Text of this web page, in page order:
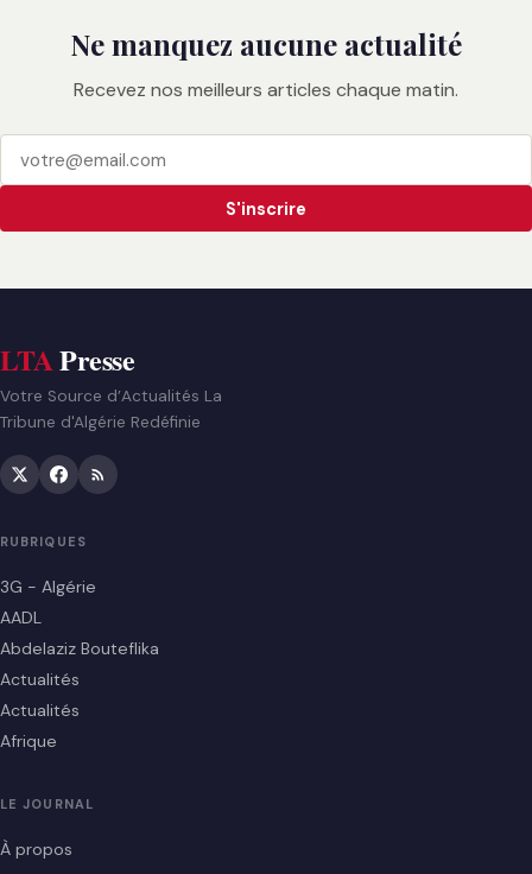
Ne manquez aucune actualité
Recevez nos meilleurs articles chaque matin.
S'inscrire
LTAPresse
Votre Source d’Actualités La
Tribune d'Algérie Redéfinie
RUBRIQUES
3G - Algérie
AADL
Abdelaziz Bouteflika
Actualités
Actualités
Afrique
LE JOURNAL
À propos